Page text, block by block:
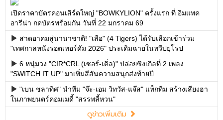
เปิดราคาบัตรคอนเสิร์ตใหญ่ "BOWKYLION" ครั้งแรก ที่ อิมแพค
อารีน่า กดบัตรพร้อมกัน วันที่ 22 มกราคม 69
สาดอาคมสู่นานาชาติ! "เสือ" (4 Tigers) ได้รับเลือกเข้าร่วม
"เทศกาลหนังรอตเทอร์ดัม 2026" ประเดิมฉายในทวีปยุโรป
6 หนุ่มวง "CIR*CRL (เซอร์-เคิ่ล)" ปล่อยซิงเกิลที่ 2 เพลง
"SWITCH IT UP" มาเพิ่มสีสันความสนุกส่งท้ายปี
"เบน ชลาทิศ" นำทีม "จ๊ะ-เอม วิทวัส-แจ๊ส" แท็กทีม สร้างเสียงฮา
ในภาพยนตร์คอมเมดี้ "สรรพลี้หวน"
ดูข่าวเพิ่มเติม